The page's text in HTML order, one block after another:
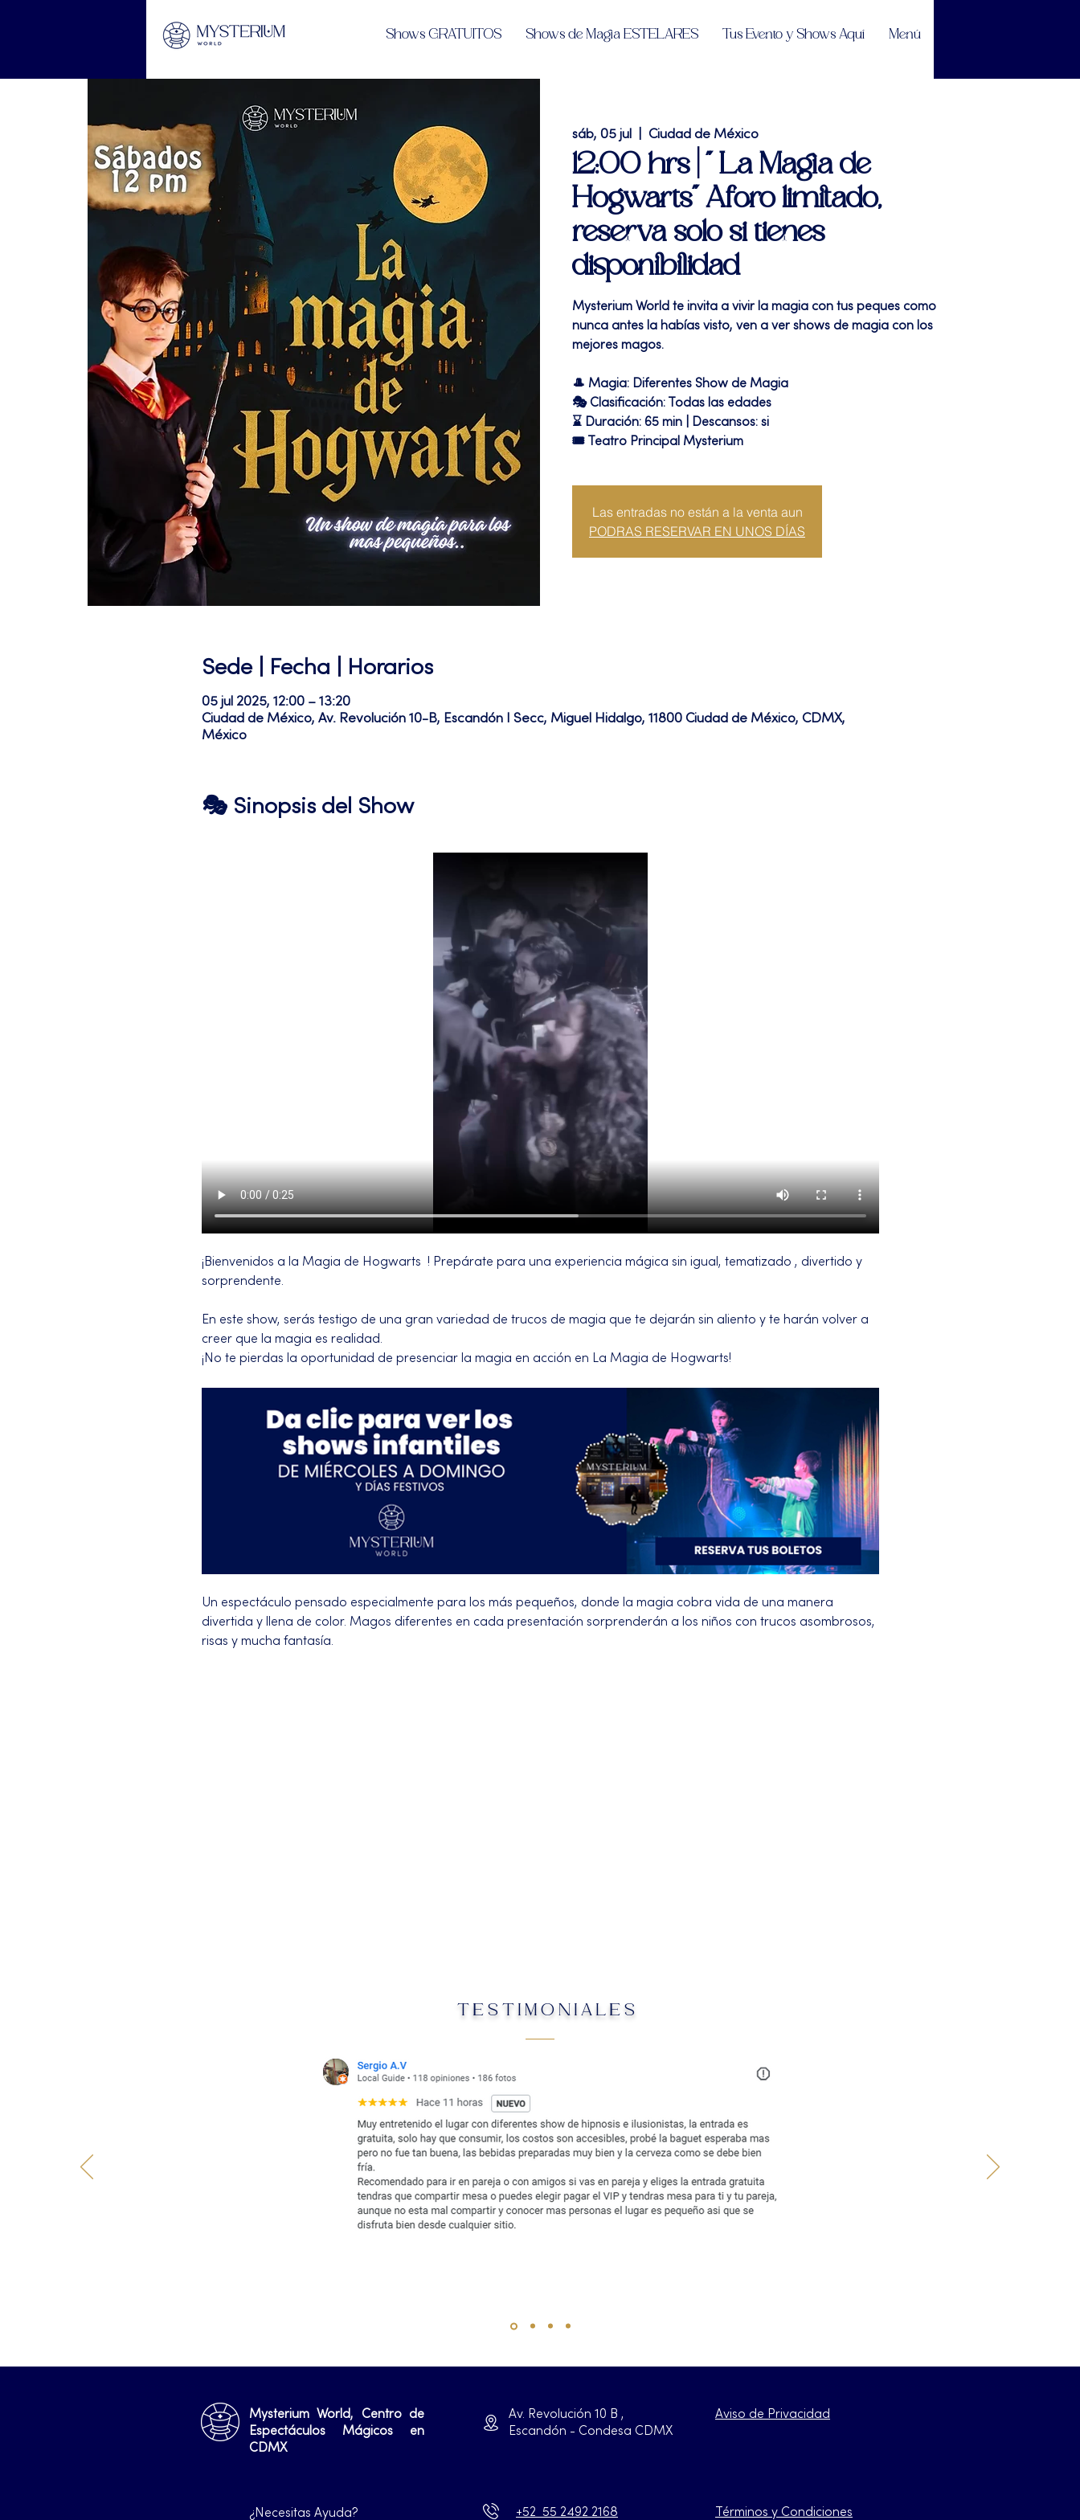
Shows GRATUITOS Shows de Magia ESTELARES Tus Evento y Shows Aquí Menú
sáb, 05 jul Ciudad de México
12:00 hrs | " La Magia de
Hogwarts" Aforo limitado,
reserva solo si tienes
disponibilidad
Mysterium World te invita a vivir la magia con tus peques como
nunca antes la habías visto, ven a ver shows de magia con los
mejores magos.
🎩 Magia: Diferentes Show de Magia
🎭 Clasificación: Todas las edades
⌛ Duración: 65 min | Descansos: si
🎟 Teatro Principal Mysterium
Las entradas no están a la venta aun
PODRAS RESERVAR EN UNOS DÍAS
Sede | Fecha | Horarios
05 jul 2025, 12:00 – 13:20
Ciudad de México, Av. Revolución 10-B, Escandón I Secc, Miguel Hidalgo, 11800 Ciudad de México, CDMX,
México
🎭 Sinopsis del Show
¡Bienvenidos a la Magia de Hogwarts  ! Prepárate para una experiencia mágica sin igual, tematizado , divertido y
sorprendente.
En este show, serás testigo de una gran variedad de trucos de magia que te dejarán sin aliento y te harán volver a
creer que la magia es realidad.
¡No te pierdas la oportunidad de presenciar la magia en acción en La Magia de Hogwarts!
Un espectáculo pensado especialmente para los más pequeños, donde la magia cobra vida de una manera
divertida y llena de color. Magos diferentes en cada presentación sorprenderán a los niños con trucos asombrosos,
risas y mucha fantasía.
TESTIMONIALES
Mysterium World, Centro de
Espectáculos Mágicos en
CDMX
Av. Revolución 10 B ,
Escandón - Condesa CDMX
Aviso de Privacidad
¿Necesitas Ayuda? +52 55 2492 2168 Términos y Condiciones